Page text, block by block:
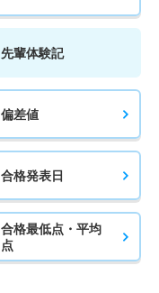
先輩体験記
偏差値
合格発表日
合格最低点・平均
点